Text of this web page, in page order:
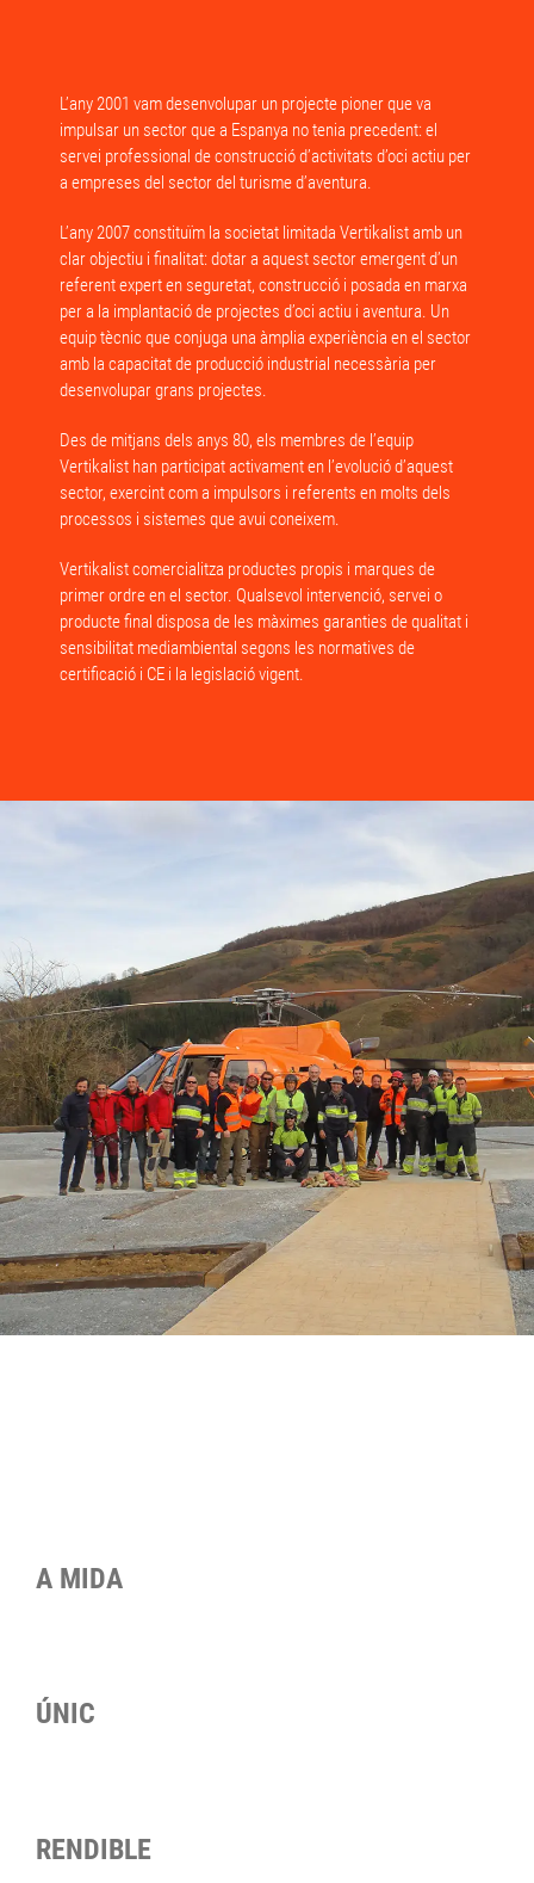
L’any 2001 vam desenvolupar un projecte pioner que va
impulsar un sector que a Espanya no tenia precedent: el
servei professional de construcció d’activitats d’oci actiu per
a empreses del sector del turisme d’aventura.
L’any 2007 constituïm la societat limitada Vertikalist amb un
clar objectiu i finalitat: dotar a aquest sector emergent d’un
referent expert en seguretat, construcció i posada en marxa
per a la implantació de projectes d’oci actiu i aventura. Un
equip tècnic que conjuga una àmplia experiència en el sector
amb la capacitat de producció industrial necessària per
desenvolupar grans projectes.
Des de mitjans dels anys 80, els membres de l’equip
Vertikalist han participat activament en l’evolució d’aquest
sector, exercint com a impulsors i referents en molts dels
processos i sistemes que avui coneixem.
Vertikalist comercialitza productes propis i marques de
primer ordre en el sector. Qualsevol intervenció, servei o
producte final disposa de les màximes garanties de qualitat i
sensibilitat mediambiental segons les normatives de
certificació i CE i la legislació vigent.
A MIDA
ÚNIC
RENDIBLE